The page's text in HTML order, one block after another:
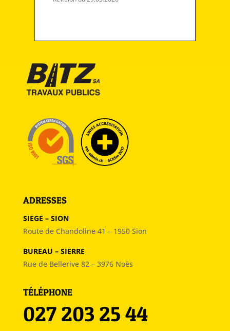
ADRESSES
SIEGE – SION
Route de Chandoline 41 – 1950 Sion
BUREAU – SIERRE
Rue de Bellerive 82 – 3976 Noës
TÉLÉPHONE
027 203 25 44